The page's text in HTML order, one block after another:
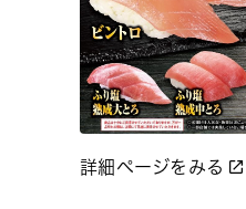
詳細ページをみる